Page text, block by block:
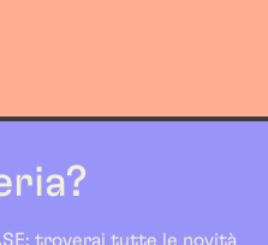
troverai tutte le novità